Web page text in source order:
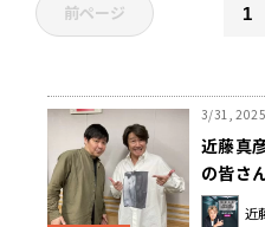
前ページ
3/31, 2025
近藤真
の皆さ
近